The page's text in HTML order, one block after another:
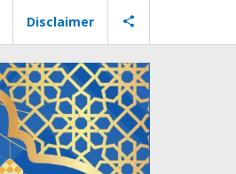
Disclaimer